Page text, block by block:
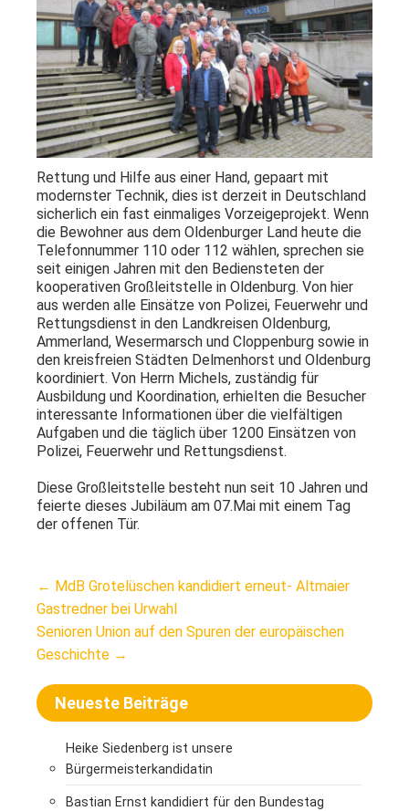
Rettung und Hilfe aus einer Hand, gepaart mit
modernster Technik, dies ist derzeit in Deutschland
sicherlich ein fast einmaliges Vorzeigeprojekt. Wenn
die Bewohner aus dem Oldenburger Land heute die
Telefonnummer 110 oder 112 wählen, sprechen sie
seit einigen Jahren mit den Bediensteten der
kooperativen Großleitstelle in Oldenburg. Von hier
aus werden alle Einsätze von Polizei, Feuerwehr und
Rettungsdienst in den Landkreisen Oldenburg,
Ammerland, Wesermarsch und Cloppenburg sowie in
den kreisfreien Städten Delmenhorst und Oldenburg
koordiniert. Von Herrn Michels, zuständig für
Ausbildung und Koordination, erhielten die Besucher
interessante Informationen über die vielfältigen
Aufgaben und die täglich über 1200 Einsätzen von
Polizei, Feuerwehr und Rettungsdienst.
Diese Großleitstelle besteht nun seit 10 Jahren und
feierte dieses Jubiläum am 07.Mai mit einem Tag
der offenen Tür.
Post
navigation
← MdB Grotelüschen kandidiert erneut- Altmaier
Gastredner bei Urwahl
Senioren Union auf den Spuren der europäischen
Geschichte →
Neueste Beiträge
Heike Siedenberg ist unsere
Bürgermeisterkandidatin
Bastian Ernst kandidiert für den Bundestag